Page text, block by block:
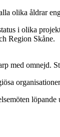
olika åldrar
i olika
Region Skåne.
med